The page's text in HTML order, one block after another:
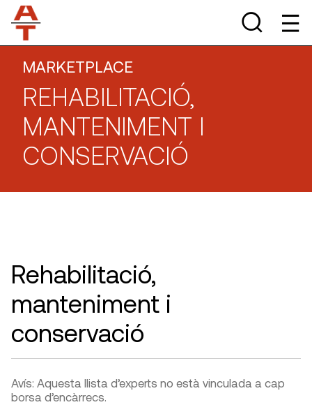
MARKETPLACE
REHABILITACIÓ,
MANTENIMENT I
CONSERVACIÓ
Rehabilitació,
manteniment i
conservació
Avís: Aquesta llista d’experts no està vinculada a cap
borsa d’encàrrecs.